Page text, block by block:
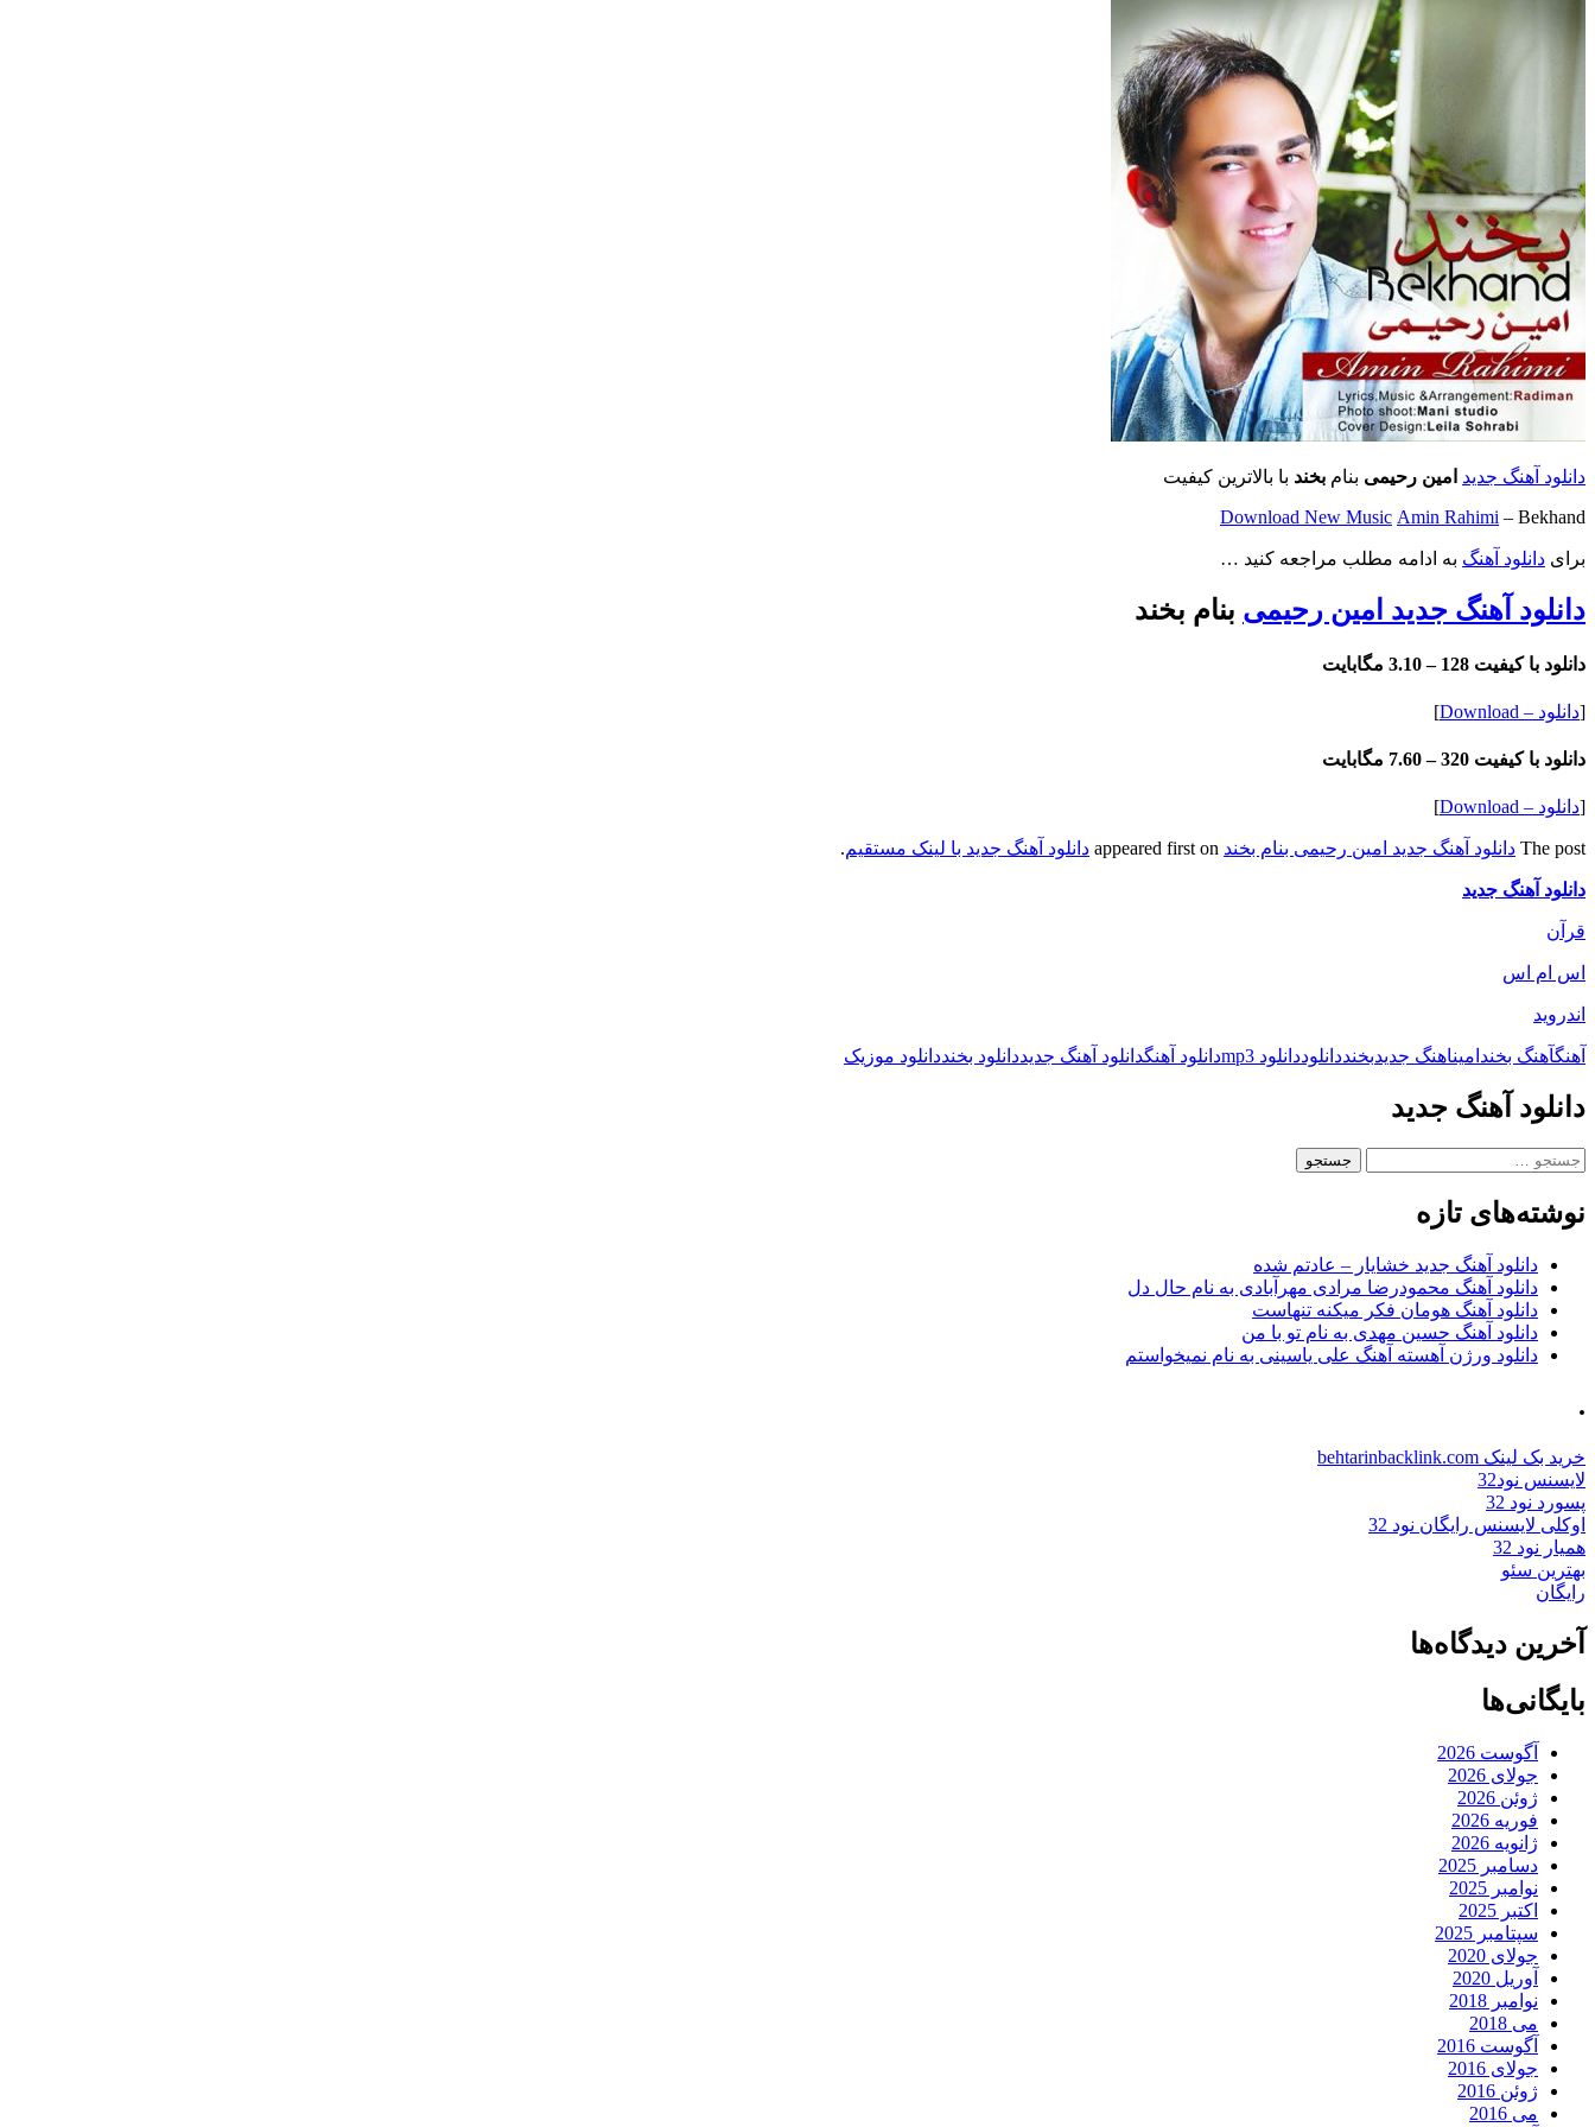
دانلود آهنگ جدید امین رحیمی بنام بخند با بالاترین کیفیت
Download New Music Amin Rahimi – Bekhand
برای دانلود آهنگ به ادامه مطلب مراجعه کنید …
دانلود آهنگ جدید امین رحیمی بنام بخند
دانلود با کیفیت 128 – 3.10 مگابایت
[دانلود – Download ]
دانلود با کیفیت 320 – 7.60 مگابایت
[دانلود – Download ]
The post دانلود آهنگ جدید امین رحیمی بنام بخند دانلود آهنگ جدید با لینک مستقیم.
دانلود آهنگ جدید
قرآن
اس ام اس
اندروید
آهنگآهنگ بخند امیناهنگ جدیدبخنددانلوددانلود mp3 دانلود آهنگدانلود آهنگ جدیددانلود بخنددانلود موزیک
دانلود آهنگ جدید
جستجو
نوشته‌های تازه
دانلود آهنگ جدید خشایار – عادتم شده
دانلود آهنگ محمودرضا مرادی مهرآبادی به نام حال دل
دانلود آهنگ هومان فکر میکنه تنهاست
دانلود آهنگ حسین مهدی به نام تو با من
دانلود ورژن آهسته آهنگ علی یاسینی به نام نمیخواستم
.
خرید بک لینک behtarinbacklink.com
لایسنس نود32
پسورد نود 32
اوکلی لایسنس رایگان نود 32
همیار نود 32
بهترین سئو
رایگان
آخرین دیدگاه‌ها
بایگانی‌ها
آگوست 2026
جولای 2026
ژوئن 2026
فوریه 2026
ژانویه 2026
دسامبر 2025
نوامبر 2025
اکتبر 2025
سپتامبر 2025
جولای 2020
آوریل 2020
نوامبر 2018
می 2018
آگوست 2016
جولای 2016
ژوئن 2016
می 2016